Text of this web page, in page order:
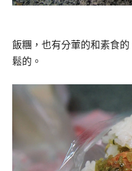
飯糰，也有分葷的和素食
鬆的。